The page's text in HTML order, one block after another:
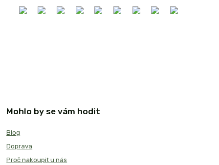
Mohlo by se vám hodit
Blog
Doprava
Proč nakoupit u nás